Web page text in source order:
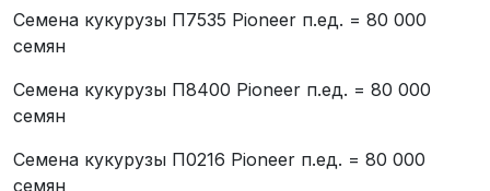
Семена кукурузы П7535 Pioneer п.ед. = 80 000
семян
Семена кукурузы П8400 Pioneer п.ед. = 80 000
семян
Семена кукурузы П0216 Pioneer п.ед. = 80 000
семян